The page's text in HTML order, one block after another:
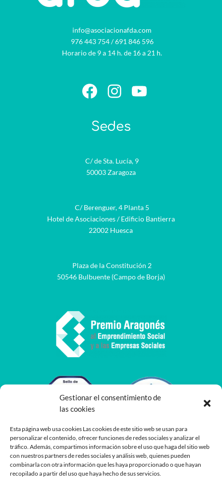
Gestionar el consentimiento de
las cookies
Esta página web usa cookies Las cookies de este sitio web se usan para
personalizar el contenido, ofrecer funciones de redes sociales y analizar el
tráfico. Además, compartimos información sobre el uso que haga del sitio web
con nuestros partners de redes sociales y análisis web, quienes pueden
combinarla con otra información que les haya proporcionado o que hayan
recopilado a partir del uso que haya hecho de sus servicios.
info@asociacionafda.com
976 443 754/691 846 596
Horario de 9 a 14 h. de 16 a 21 h.
Facebook
Instagram
YouTube
Sedes
C/ de Sta. Lucía, 9
50003 Zaragoza
C/ Berenguer, 4 Planta 5
Hotel de Asociaciones / Edificio Bantierra
22002 Huesca
Plaza de la Constitución 2
50546 Bulbuente (Campo de Borja)